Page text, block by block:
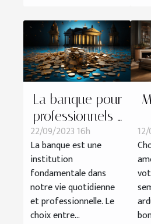
La banque pour
professionnels :
avantages et
inconvénients
comparés à la
banque
traditionnelle
22/09/2023 16h
La banque est une
institution
fondamentale dans
notre vie quotidienne
et professionnelle. Le
choix entre...